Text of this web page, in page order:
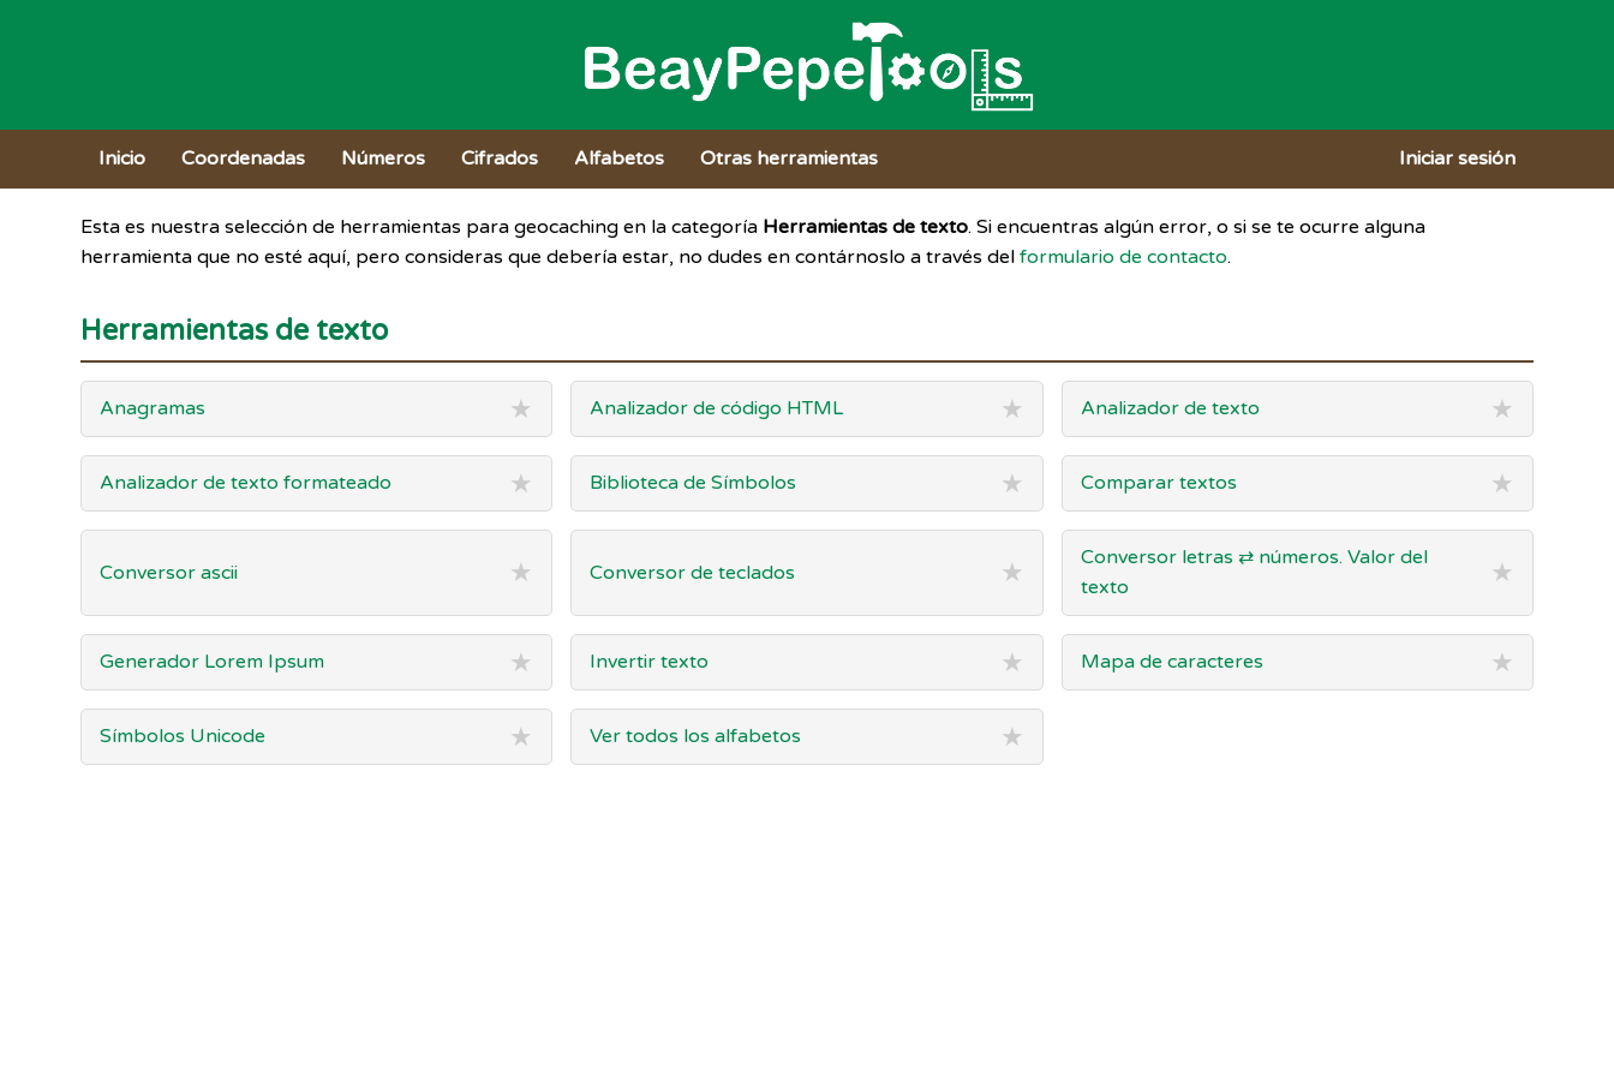
Inicio Coordenadas Números Cifrados Alfabetos Otras herramientas Iniciar sesión
Esta es nuestra selección de herramientas para geocaching en la categoría Herramientas de texto. Si encuentras algún error, o si se te ocurre alguna
herramienta que no esté aquí, pero consideras que debería estar, no dudes en contárnoslo a través delformulario de contacto.
Herramientas de texto
★
Anagramas ★
Analizador de código HTML ★
Analizador de texto
★
Analizador de texto formateado ★
Biblioteca de Símbolos ★
Comparar textos
★
Conversor ascii ★
Conversor de teclados ★
Conversor letras ⇄ números. Valor del
texto
★
Generador Lorem Ipsum ★
Invertir texto ★
Mapa de caracteres
★
Símbolos Unicode ★
Ver todos los alfabetos